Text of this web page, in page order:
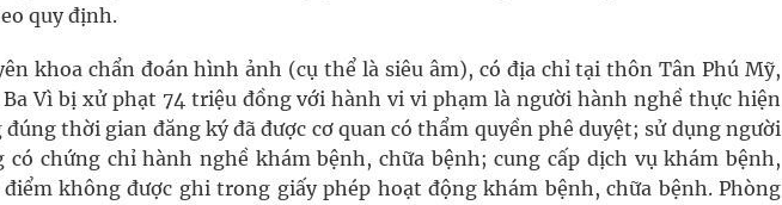
quy định.
khoa chẩn đoán hình ảnh (cụ thể là siêu âm), có địa chỉ tại thôn Tân Phú Mỹ,
Vì bị xử phạt 74 triệu đồng với hành vi vi phạm là người hành nghề thực hiện
thời gian đăng ký đã được cơ quan có thẩm quyền phê duyệt; sử dụng người
có chứng chỉ hành nghề khám bệnh, chữa bệnh; cung cấp dịch vụ khám bệnh,
không được ghi trong giấy phép hoạt động khám bệnh, chữa bệnh. Phòng